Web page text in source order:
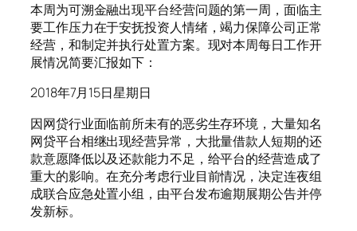
本周为可溯金融出现平台经营问题的第一周，面临主
要工作压力在于安抚投资人情绪，竭力保障公司正常
经营，和制定并执行处置方案。现对本周每日工作开
展情况简要汇报如下：
2018年7月15日星期日
因网贷行业面临前所未有的恶劣生存环境，大量知名
网贷平台相继出现经营异常，大批量借款人短期的还
款意愿降低以及还款能力不足，给平台的经营造成了
重大的影响。在充分考虑行业目前情况，决定连夜组
成联合应急处置小组，由平台发布逾期展期公告并停
发新标。